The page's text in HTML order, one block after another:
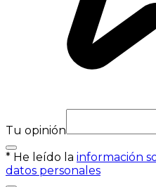
Tu opinión
* He leído la información
datos personales